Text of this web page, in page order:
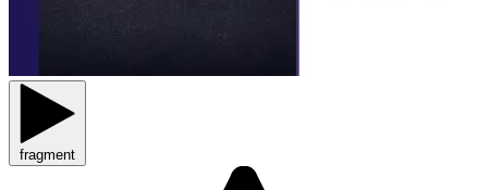
fragment